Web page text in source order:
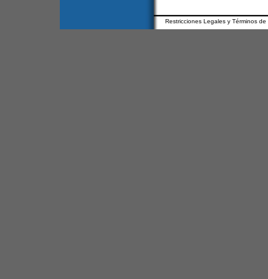
Restricciones Legales y Términos de